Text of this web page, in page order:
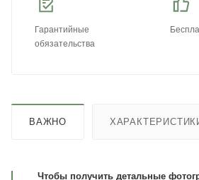
Гарантийные
обязательства
ВАЖНО
Чтобы получить детальные